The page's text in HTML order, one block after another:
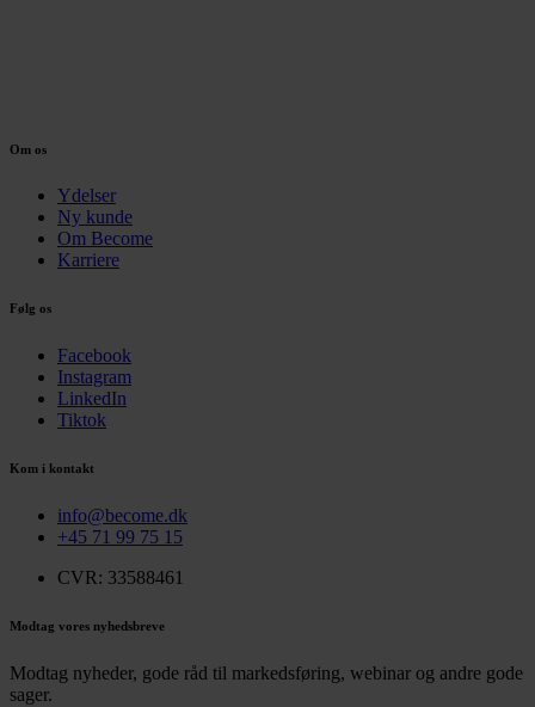
Om os
Ydelser
Ny kunde
Om Become
Karriere
Følg os
Facebook
Instagram
LinkedIn
Tiktok
Kom i kontakt
info@become.dk
+45 71 99 75 15
CVR: 33588461
Modtag vores nyhedsbreve
Modtag nyheder, gode råd til markedsføring, webinar og andre gode
sager.